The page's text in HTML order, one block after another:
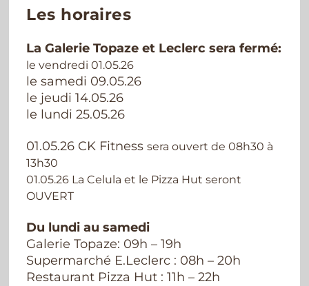
Les horaires
La Galerie Topaze et Leclerc sera fermé:
le vendredi 01.05.26
le samedi 09.05.26
le jeudi 14.05.26
le lundi 25.05.26
01.05.26 CK Fitnesssera ouvert de 08h30 à
13h30
01.05.26 La Celula et le Pizza Hut seront
OUVERT
Du lundi au samedi
Galerie Topaze: 09h – 19h
Supermarché E.Leclerc : 08h – 20h
Restaurant Pizza Hut : 11h – 22h